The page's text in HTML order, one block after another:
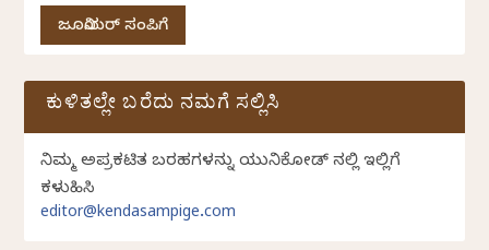
ಜೂನಿಯರ್ ಸಂಪಿಗೆ
ಕುಳಿತಲ್ಲೇ ಬರೆದು ನಮಗೆ ಸಲ್ಲಿಸಿ
ನಿಮ್ಮ ಅಪ್ರಕಟಿತ ಬರಹಗಳನ್ನು ಯುನಿಕೋಡ್ ನಲ್ಲಿ ಇಲ್ಲಿಗೆ
ಕಳುಹಿಸಿ
editor@kendasampige.com